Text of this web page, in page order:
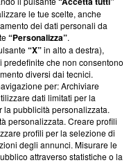
le tue scelte, anche
dei dati personali da
“Personalizza”.
“X”in alto a destra),
che non consentono
diversi dai tecnici.
per: Archiviare
dati limitati per la
pubblicità personalizzata.
personalizzata. Creare profili
profili per la selezione di
degli annunci. Misurare le
attraverso statistiche o la